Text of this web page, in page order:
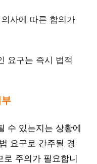
사에 따른 합의가
요구는 즉시 법적
수 있는지는 상황에
요구로 간주될 경
주의가 필요합니